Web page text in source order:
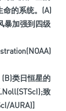
的系统。 (A)
暴加强到四级
(B)类日恒星的
致
AURA)]